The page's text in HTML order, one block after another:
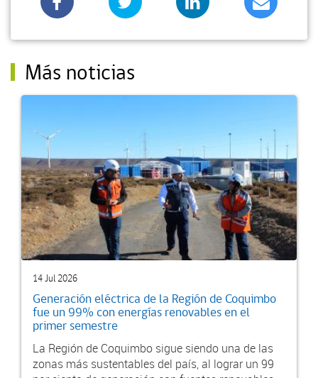
Más noticias
14 Jul 2026
Generación eléctrica de la Región de Coquimbo
fue un 99% con energías renovables en el
primer semestre
La Región de Coquimbo sigue siendo una de las
zonas más sustentables del país, al lograr un 99